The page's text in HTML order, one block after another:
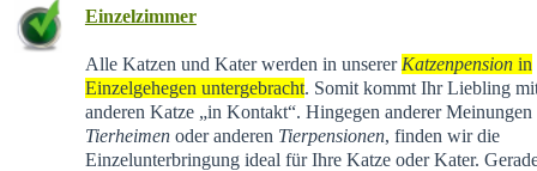
Einzelzimmer
Alle Katzen und Kater werden in unserer Katzenpensionin
Einzelgehegen untergebracht. Somit kommt Ihr Liebling
anderen Katze „in Kontakt“. Hingegen anderer Meinungen
Tierheimenoder anderen Tierpensionen, finden wir die
Einzelunterbringung ideal für Ihre Katze oder Kater.